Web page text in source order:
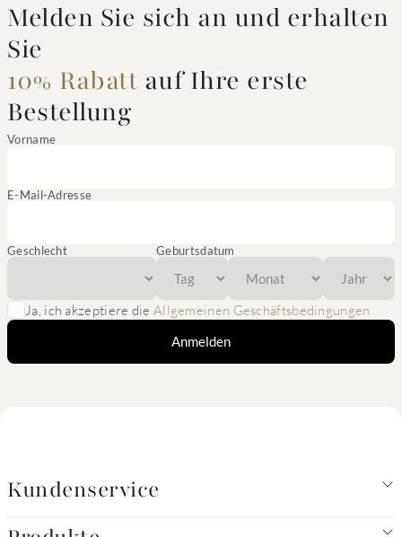
Melden Sie sich an und erhalten
Sie
10% Rabatt auf Ihre erste
Bestellung
Vorname
E-Mail-Adresse
Geschlecht Geburtsdatum
Ja, ich akzeptiere die Allgemeinen Geschäftsbedingungen
Anmelden
Kundenservice